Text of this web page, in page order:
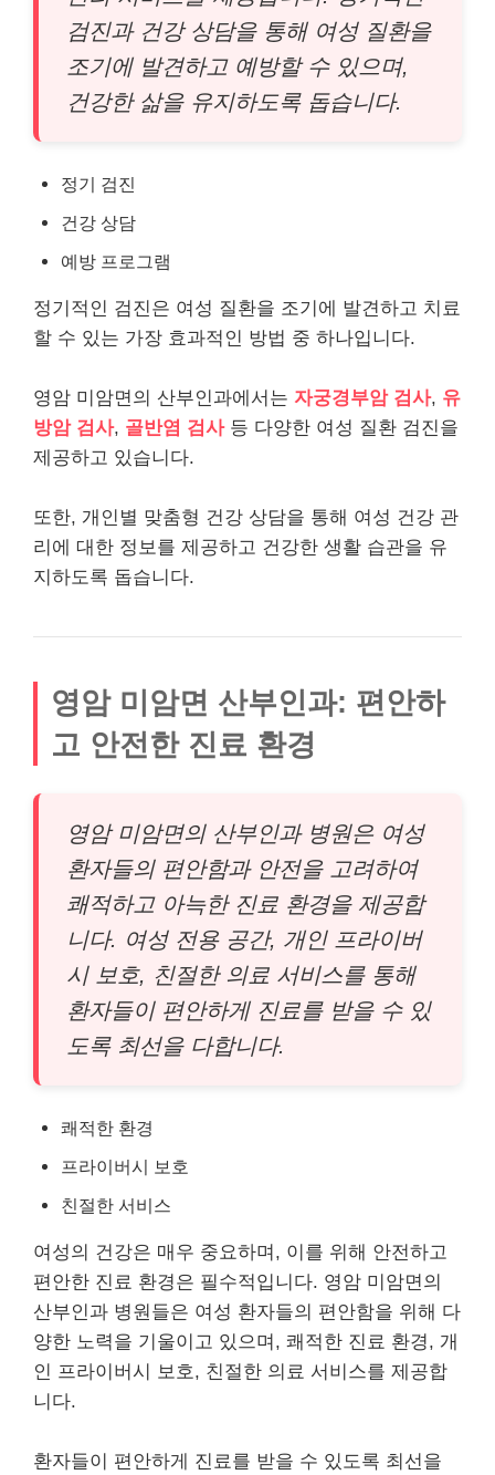
검진과 건강 상담을 통해 여성 질환을
조기에 발견하고 예방할 수 있으며,
건강한 삶을 유지하도록 돕습니다.
정기 검진
건강 상담
예방 프로그램
정기적인 검진은 여성 질환을 조기에 발견하고 치료
할 수 있는 가장 효과적인 방법 중 하나입니다.
영암 미암면의 산부인과에서는 자궁경부암 검사, 유
방암 검사, 골반염 검사등 다양한 여성 질환 검진을
제공하고 있습니다.
또한, 개인별 맞춤형 건강 상담을 통해 여성 건강 관
리에 대한 정보를 제공하고 건강한 생활 습관을 유
지하도록 돕습니다.
영암 미암면 산부인과: 편안하
고 안전한 진료 환경
영암 미암면의 산부인과 병원은 여성
환자들의 편안함과 안전을 고려하여
쾌적하고 아늑한 진료 환경을 제공합
니다. 여성 전용 공간, 개인 프라이버
시 보호, 친절한 의료 서비스를 통해
환자들이 편안하게 진료를 받을 수 있
도록 최선을 다합니다.
쾌적한 환경
프라이버시 보호
친절한 서비스
여성의 건강은 매우 중요하며, 이를 위해 안전하고
편안한 진료 환경은 필수적입니다. 영암 미암면의
산부인과 병원들은 여성 환자들의 편안함을 위해 다
양한 노력을 기울이고 있으며, 쾌적한 진료 환경, 개
인 프라이버시 보호, 친절한 의료 서비스를 제공합
니다.
환자들이 편안하게 진료를 받을 수 있도록 최선을